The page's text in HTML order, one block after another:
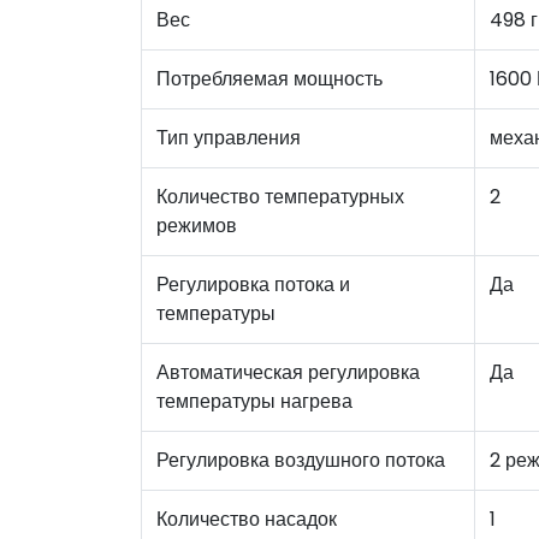
Вес 498 г
Потребляемая мощность 1600
Тип управления
Количество температурных
режимов
2
Регулировка потока и
температуры
Да
Автоматическая регулировка
температуры нагрева
Да
Регулировка воздушного потока 2
Количество насадок 1